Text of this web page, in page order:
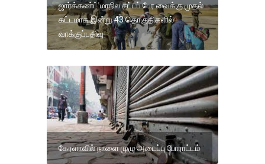
ஜார்க்கண்ட் மாநில சட்டப் பேர வைக்கு முதல்
கட்டமாக இன்று 43 தொகுதிகளில்
வாக்குப்பதிவு
கேரளாவில் நாளை முழு அடைப்பு போராட்டம்